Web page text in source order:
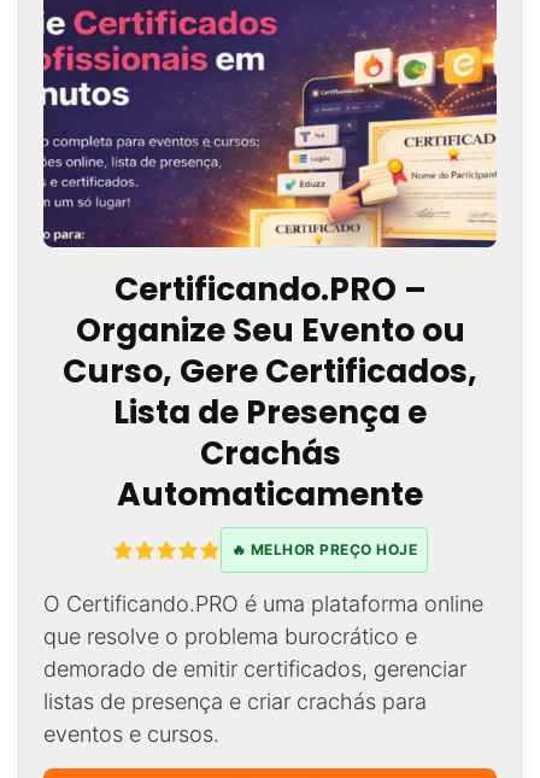
Certificando.PRO –
Organize Seu Evento ou
Curso, Gere Certificados,
Lista de Presença e
Crachás
Automaticamente
🔥 MELHOR PREÇO HOJE
O Certificando.PRO é uma plataforma online
que resolve o problema burocrático e
demorado de emitir certificados, gerenciar
listas de presença e criar crachás para
eventos e cursos.